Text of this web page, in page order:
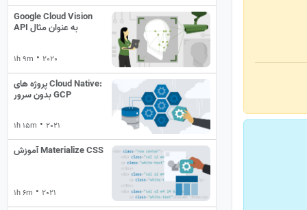
Google Cloud Vision
API به عنوان مثال
1h 9m •2020
پروژه های Cloud Native:
بدون سرور GCP
1h 15m •2021
آموزش Materialize CSS
1h 6m •2021